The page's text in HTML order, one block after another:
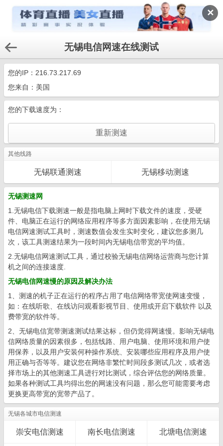
✕
无锡电信网速在线测试
您的IP： 216.73.217.69
您来自：美国
您的下载速度为：
其他线路
无锡联通测速 无锡移动测速
无锡测速网
1.无锡电信下载测速一般是指电脑上网时下载文件的速度，受硬
件、电脑正在运行的网络应用程序等多方面因素影响，在使用无锡
电信网速测试工具时，测速数值会发生实时变化，建议您多测几
次，该工具测速结果为一段时间内无锡电信带宽的平均值。
2.无锡电信网速测试工具，通过校验无锡电信网络运营商与您计算
机之间的连接速度.
无锡电信网速慢的原因及解决办法
1、测速的机子正在运行的程序占用了电信网络带宽使网速变慢，
如：在线听歌、在线访问观看影视节目、使用或开启下载软件 以及
费带宽的软件等。
2、无锡电信宽带测速测试结果达标，但仍觉得网速慢。影响无锡电
信网络质量的因素很多，包括线路、用户电脑、使用环境和用户使
用保养，以及用户安装何种操作系统、安装哪些应用程序及用户使
用正确与否等等。建议您在网络非繁忙时间段多测试几次，或者选
择市场上的其他测速工具进行对比测试，综合评估您的网络质量。
如果各种测试工具均得出您的网速没有问题，那么您可能需要考虑
更换更高带宽的宽带产品了。
无锡各城市电信测速
崇安电信测速 南长电信测速 北塘电信测速